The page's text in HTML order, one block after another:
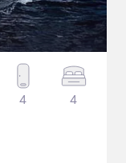
4 4